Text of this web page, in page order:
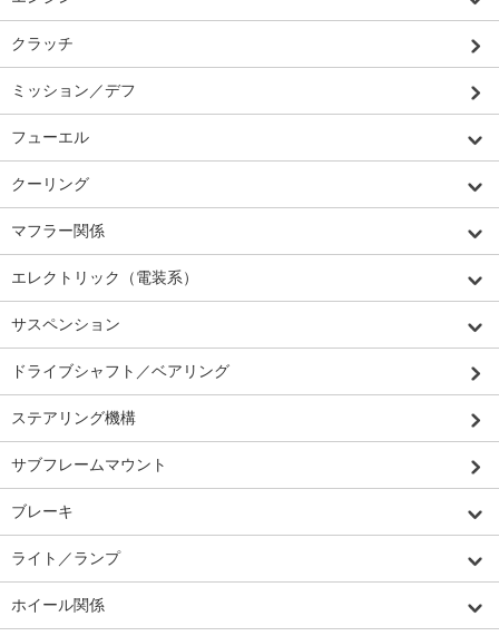
クラッチ
ミッション／デフ
フューエル
クーリング
マフラー関係
エレクトリック（電装系）
サスペンション
ドライブシャフト／ベアリング
ステアリング機構
サブフレームマウント
ブレーキ
ライト／ランプ
ホイール関係